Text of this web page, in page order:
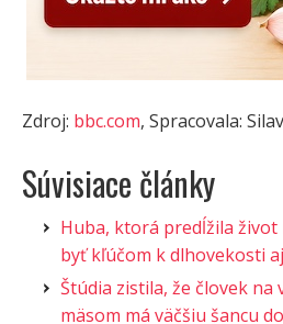
Zdroj: bbc.com, Spracovala:
Súvisiace články
Huba, ktorá predĺžila život
byť kľúčom k dlhovekosti
Štúdia zistila, že človek na
mäsom má väčšiu šancu